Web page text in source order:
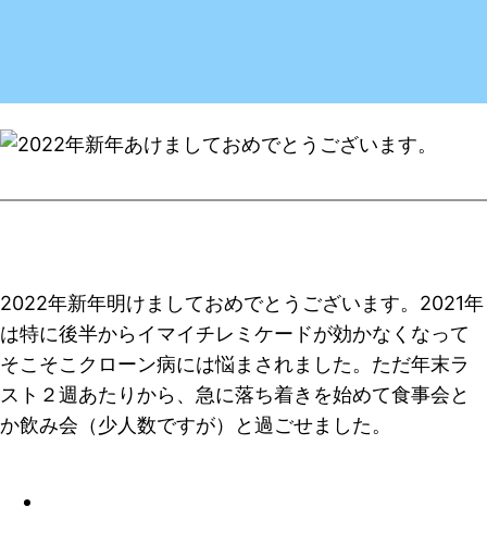
2022年新年明けましておめでとうございます。2021年
は特に後半からイマイチレミケードが効かなくなって
そこそこクローン病には悩まされました。ただ年末ラ
スト２週あたりから、急に落ち着きを始めて食事会と
か飲み会（少人数ですが）と過ごせました。